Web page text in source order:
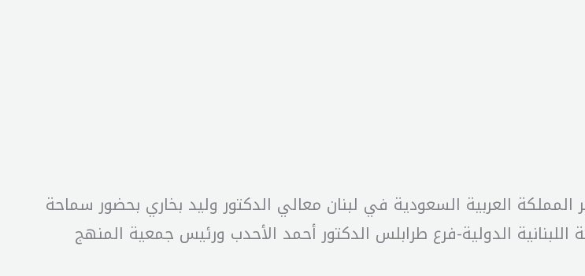
العربية السعودية في لبنان معالي الدكتور وليد بخاري بحضور سماحة
الدولية-فرع طرابلس الدكتور أحمد الأحدب ورئيس جمعية المنهج